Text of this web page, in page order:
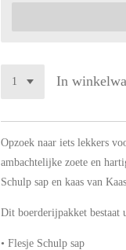
In
Opzoek naar iets lekkers
ambachtelijke zoete en
Schulp sap en kaas van
Dit boerderijpakket bestaat
• Flesje Schulp sap